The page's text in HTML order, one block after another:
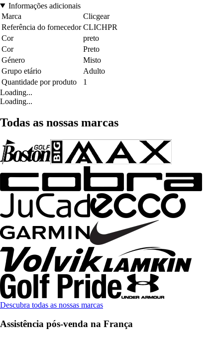
Informações adicionais
Marca
Clicgear
Referência do fornecedor CLICHPR
Cor
preto
Cor
Preto
Género
Misto
Grupo etário
Adulto
Quantidade por produto
1
Loading...
Loading...
Todas as nossas marcas
Descubra todas as nossas marcas
Assistência pós-venda na França